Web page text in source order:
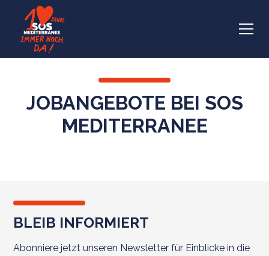
JOBANGEBOTE BEI SOS
MEDITERRANEE
BLEIB INFORMIERT
Abonniere jetzt unseren Newsletter für Einblicke in die